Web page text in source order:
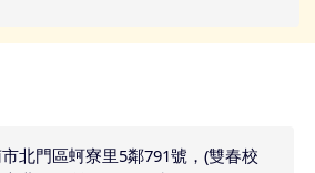
北門區蚵寮里5鄰791號，(雙春校